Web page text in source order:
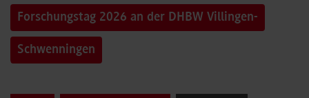
Forschungstag 2026 an der DHBW Villingen-
Schwenningen